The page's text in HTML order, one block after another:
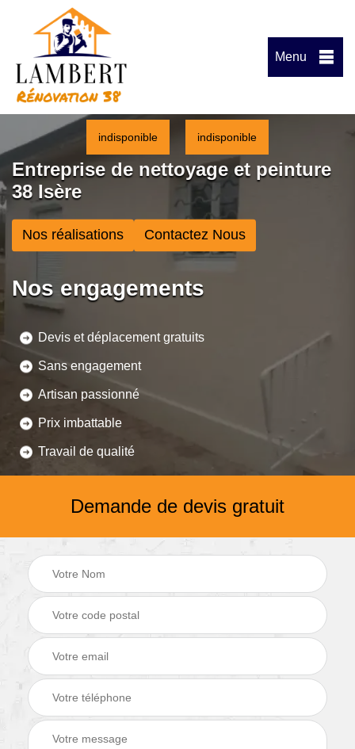
Menu
indisponible indisponible
Entreprise de nettoyage et peinture
38 Isère
Nos réalisations Contactez Nous
Nos engagements
Devis et déplacement gratuits
Sans engagement
Artisan passionné
Prix imbattable
Travail de qualité
Demande de devis gratuit